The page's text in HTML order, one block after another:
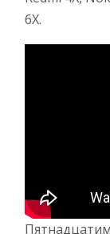
6X.